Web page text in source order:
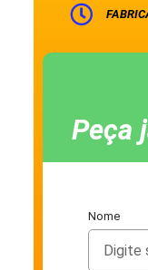
Peça
Nome